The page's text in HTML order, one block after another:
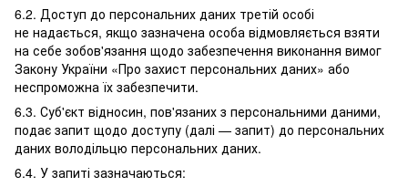
6.2. Доступ до персональних даних третій особі
не надається, якщо зазначена особа відмовляється взяти
на себе зобов'язання щодо забезпечення виконання вимог
Закону України «Про захист персональних даних» або
неспроможна їх забезпечити.
6.3. Суб'єкт відносин, пов'язаних з персональними даними,
подає запит щодо доступу (далі — запит) до персональних
даних володільцю персональних даних.
6.4. У запиті зазначаються: